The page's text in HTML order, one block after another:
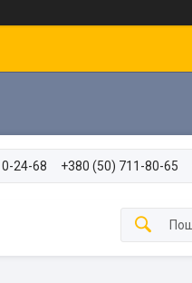
24-68 +380 (50) 711-80-65